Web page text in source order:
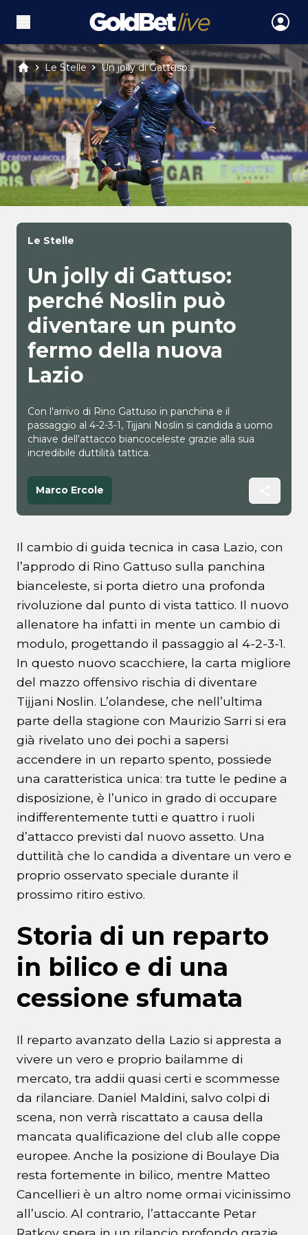
Le Stelle Un jolly di Gattuso:...
Le Stelle
Un jolly di Gattuso:
perché Noslin può
diventare un punto
fermo della nuova
Lazio
Con l'arrivo di Rino Gattuso in panchina e il
passaggio al 4-2-3-1, Tijjani Noslin si candida a uomo
chiave dell'attacco biancoceleste grazie alla sua
incredibile duttilità tattica.
Marco Ercole
Il cambio di guida tecnica in casa Lazio, con
l’approdo di Rino Gattuso sulla panchina
bianceleste, si porta dietro una profonda
rivoluzione dal punto di vista tattico. Il nuovo
allenatore ha infatti in mente un cambio di
modulo, progettando il passaggio al 4-2-3-1.
In questo nuovo scacchiere, la carta migliore
del mazzo offensivo rischia di diventare
Tijjani Noslin. L’olandese, che nell’ultima
parte della stagione con Maurizio Sarri si era
già rivelato uno dei pochi a sapersi
accendere in un reparto spento, possiede
una caratteristica unica: tra tutte le pedine a
disposizione, è l’unico in grado di occupare
indifferentemente tutti e quattro i ruoli
d’attacco previsti dal nuovo assetto. Una
duttilità che lo candida a diventare un vero e
proprio osservato speciale durante il
prossimo ritiro estivo.
Storia di un reparto
in bilico e di una
cessione sfumata
Il reparto avanzato della Lazio si appresta a
vivere un vero e proprio bailamme di
mercato, tra addii quasi certi e scommesse
da rilanciare. Daniel Maldini, salvo colpi di
scena, non verrà riscattato a causa della
mancata qualificazione del club alle coppe
europee. Anche la posizione di Boulaye Dia
resta fortemente in bilico, mentre Matteo
Cancellieri è un altro nome ormai vicinissimo
all’uscio. Al contrario, l’attaccante Petar